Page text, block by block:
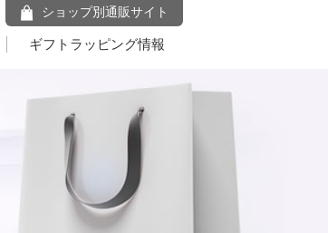
ショップ別通販サイト
ギフトラッピング情報